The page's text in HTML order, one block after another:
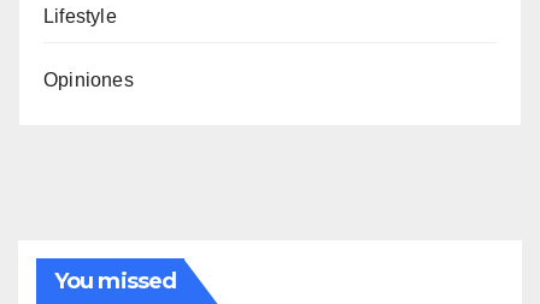
Lifestyle
Opiniones
You missed